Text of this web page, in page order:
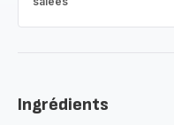
Ingrédients